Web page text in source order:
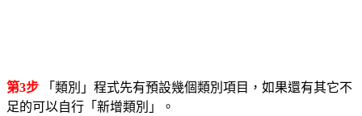
第3步 「類別」程式先有預設幾個類別項目，如果還有其它不
足的可以自行「新增類別」。